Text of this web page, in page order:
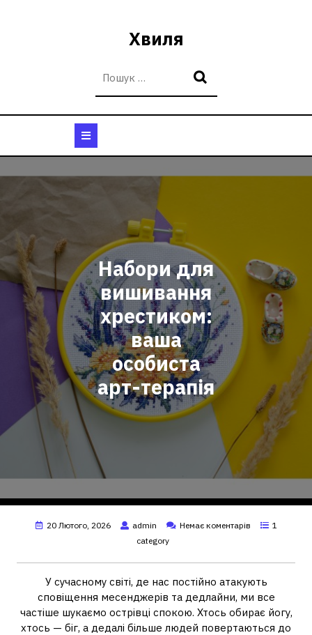
Хвиля
Відкрити
Набори для
вишивання
хрестиком:
ваша
особиста
арт-терапія
20 Лютого, 2026 admin Немає коментарів
1
category
У сучасному світі, де нас постійно атакують
сповіщення месенджерів та дедлайни, ми все
частіше шукаємо острівці спокою. Хтось обирає йогу,
хтось — біг, а дедалі більше людей повертаються до